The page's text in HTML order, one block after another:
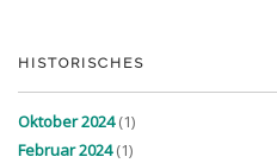
HISTORISCHES
Oktober 2024(1)
Februar 2024(1)